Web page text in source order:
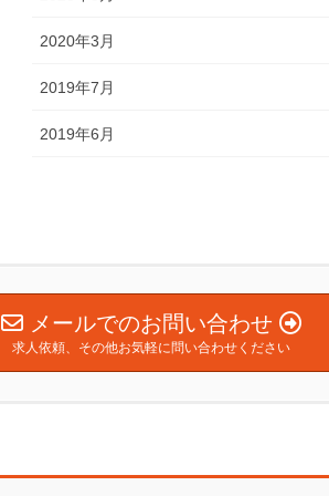
2020年3月
2019年7月
2019年6月
メールでのお問い合わせ
求人依頼、その他お気軽に問い合わせください